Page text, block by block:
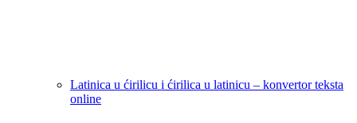
Latinica u ćirilicu i ćirilica u latinicu – konvertor teksta
online